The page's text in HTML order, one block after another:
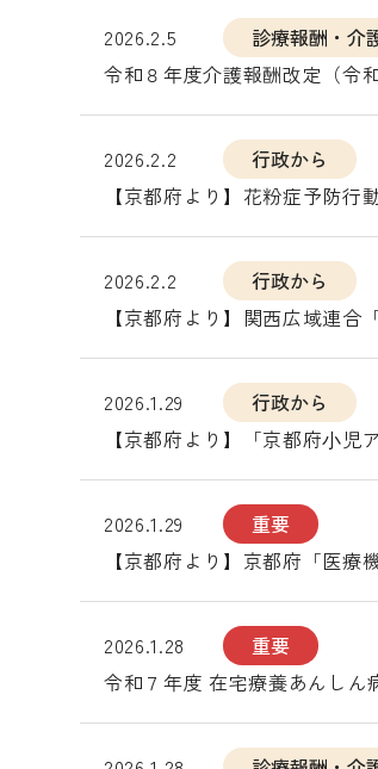
2026.2.5
診療報酬・介
令和８年度介護報酬改定（令
2026.2.2
行政から
【京都府より】花粉症予防行
2026.2.2
行政から
【京都府より】関西広域連
2026.1.29
行政から
【京都府より】「京都府⼩
2026.1.29
重要
【京都府より】京都府「医
2026.1.28
重要
令和７年度 在宅療養あんしん